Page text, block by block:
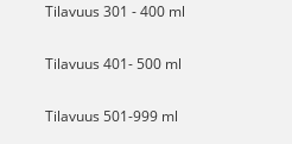
Tilavuus 301 - 400 ml
Tilavuus 401- 500 ml
Tilavuus 501-999 ml